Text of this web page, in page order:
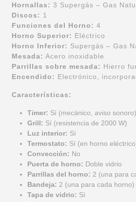
Hornallas: 3 Supergás – Gas
Discos: 1
Funciones del Horno: 4
Horno Superior: Eléctrico
Horno Inferior: Supergás – Gas
Mesada: Acero inoxidable
Parrillas sobre mesada: Hierro
Encendido: Electrónico,
Características:
Timer: Sí (mecánico, aviso sonoro)
Grill: Sí (resistencia de 2000 W)
Luz interior: Sí
Termostato: Sí (en horno
Convección: No
Puerta de horno: Doble vidrio
Parrillas del horno: 2 (una para
Bandeja: 2 (una para cada horno)
Tapa de vidrio: Sí